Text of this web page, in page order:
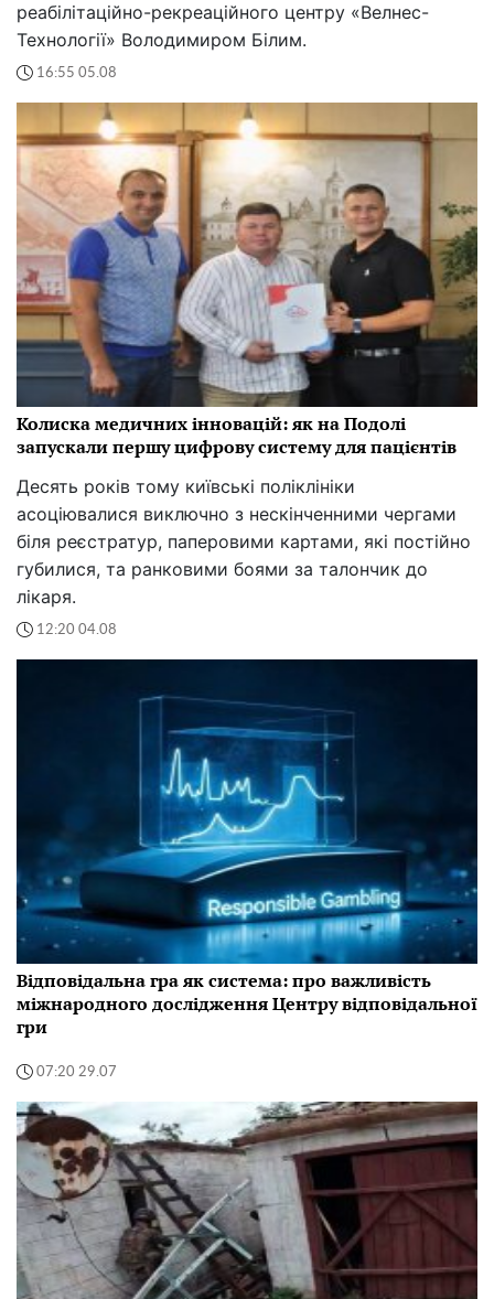
реабілітаційно-рекреаційного центру «Велнес-
Технології» Володимиром Білим.
16:55 05.08
Колиска медичних інновацій: як на Подолі
запускали першу цифрову систему для пацієнтів
Десять років тому київські поліклініки
асоціювалися виключно з нескінченними чергами
біля реєстратур, паперовими картами, які постійно
губилися, та ранковими боями за талончик до
лікаря.
12:20 04.08
Відповідальна гра як система: про важливість
міжнародного дослідження Центру відповідальної
гри
07:20 29.07